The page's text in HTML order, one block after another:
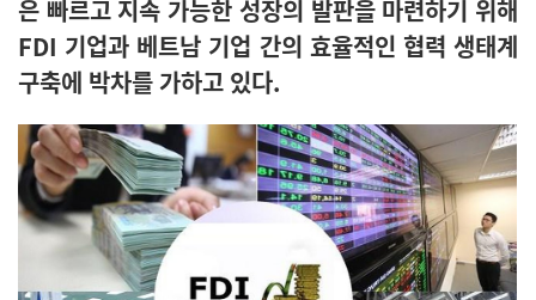
은 빠르고 지속 가능한 성장의 발판을 마련하기 위해
FDI 기업과 베트남 기업 간의 효율적인 협력 생태계
구축에 박차를 가하고 있다.